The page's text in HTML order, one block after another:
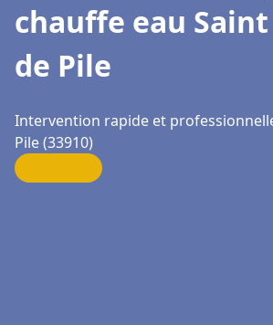
chauffe eau
de Pile
Intervention rapide et
Pile (33910)